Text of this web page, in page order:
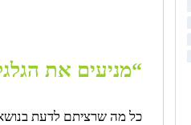
“מניעים את
כל מה שרציתם לדעת